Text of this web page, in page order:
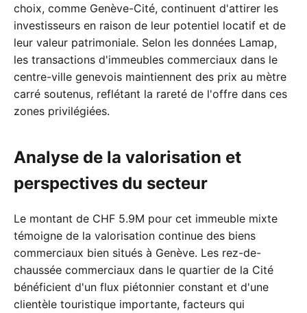
choix, comme Genève-Cité, continuent d'attirer les
investisseurs en raison de leur potentiel locatif et de
leur valeur patrimoniale. Selon les données Lamap,
les transactions d'immeubles commerciaux dans le
centre-ville genevois maintiennent des prix au mètre
carré soutenus, reflétant la rareté de l'offre dans ces
zones privilégiées.
Analyse de la valorisation et
perspectives du secteur
Le montant de CHF 5.9M pour cet immeuble mixte
témoigne de la valorisation continue des biens
commerciaux bien situés à Genève. Les rez-de-
chaussée commerciaux dans le quartier de la Cité
bénéficient d'un flux piétonnier constant et d'une
clientèle touristique importante, facteurs qui